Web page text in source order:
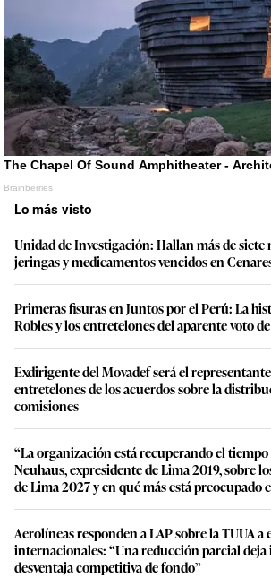
Lo más visto
Unidad de Investigación: Hallan más de siete
jeringas y medicamentos vencidos en
Primeras fisuras en Juntos por el Perú: La
Robles y los entretelones del aparente voto
Exdirigente del Movadef será el
entretelones de los acuerdos sobre la
comisiones
“La organización está recuperando el
Neuhaus, expresidente de Lima 2019, sobre
de Lima 2027 y en qué más está preocupado
Aerolíneas responden a LAP sobre la TUUA a
internacionales: “Una reducción parcial deja
desventaja competitiva de fondo”